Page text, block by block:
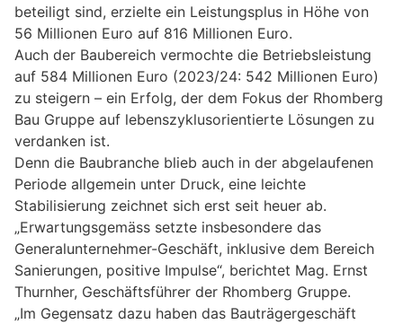
beteiligt sind, erzielte ein Leistungsplus in Höhe von
56 Millionen Euro auf 816 Millionen Euro.
Auch der Baubereich vermochte die Betriebsleistung
auf 584 Millionen Euro (2023/24: 542 Millionen Euro)
zu steigern – ein Erfolg, der dem Fokus der Rhomberg
Bau Gruppe auf lebenszyklusorientierte Lösungen zu
verdanken ist.
Denn die Baubranche blieb auch in der abgelaufenen
Periode allgemein unter Druck, eine leichte
Stabilisierung zeichnet sich erst seit heuer ab.
„Erwartungsgemäss setzte insbesondere das
Generalunternehmer-Geschäft, inklusive dem Bereich
Sanierungen, positive Impulse“, berichtet Mag. Ernst
Thurnher, Geschäftsführer der Rhomberg Gruppe.
„Im Gegensatz dazu haben das Bauträgergeschäft